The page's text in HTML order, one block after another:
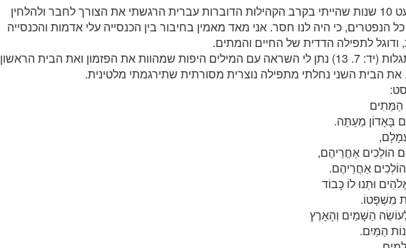
אחרי כמעט 10 שנות שהייתי בקרב הקהילות הדוברות עברית הרגשתי את הצורך לחבר ולהלחין
הנפטרים, כי היה לנו חסר. אני מאד מאמין בחיבור בין הכנסייה עלי אדמות והכנסייה
ודוגל לתפילה הדדית של החיים והמתים.
ספר ההתגלות (יד: 7. 13) נתן לי השראה עם המילים היפות שמהוות את הפזמון ואת הבית הראשון
הבית השני נחלתי מתפילה נוצרית מסורתית שתירגמתי מלטינית.
הַמֵּתִים
בָּאָדוֹן מֵעַתָּה.
הוֹלְכִים אַחֲרֵיהֶם,
אַחֲרֵיהֶם.
וּתְנוּ לוֹ כָּבוֹד
מִשְׁפָּטוֹ.
הַשָּׁמַיִם וְהָאָרֶץ
הַמַּיִם.